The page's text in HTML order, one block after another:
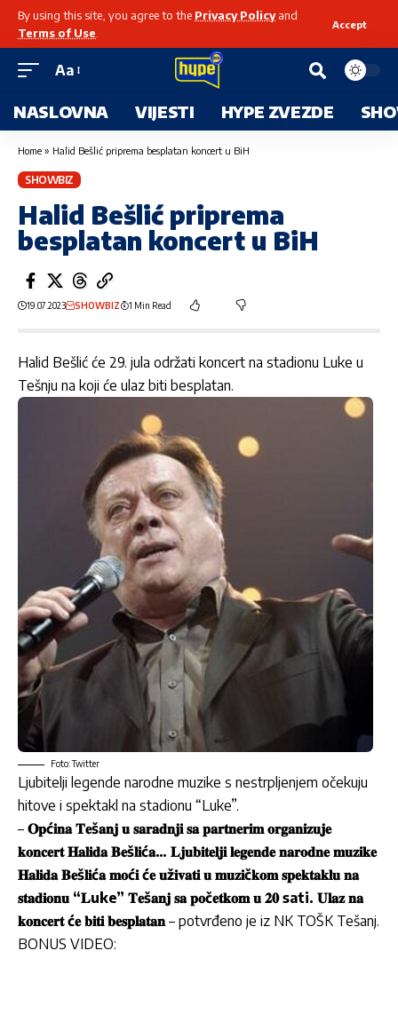
By using this site, you agree to the Privacy Policyand
Terms of Use
Accept
Aa
NASLOVNA VIJESTI HYPE ZVEZDE
Home » Halid Bešlić priprema besplatan koncert u BiH
SHOWBIZ
Halid Bešlić priprema
besplatan koncert u BiH
19.07.2023 SHOWBIZ 1 Min Read
Halid Bešlić će 29. jula održati koncert na stadionu Luke u
Tešnju na koji će ulaz biti besplatan.
Foto: Twitter
Ljubitelji legende narodne muzike s nestrpljenjem očekuju
hitove i spektakl na stadionu “Luke”.
– 𝐎𝐩ć𝐢𝐧𝐚 𝐓𝐞š𝐚𝐧𝐣 𝐮 𝐬𝐚𝐫𝐚𝐝𝐧𝐣𝐢 𝐬𝐚 𝐩𝐚𝐫𝐭𝐧𝐞𝐫𝐢𝐦 𝐨𝐫𝐠𝐚𝐧𝐢𝐳𝐮𝐣𝐞
𝐤𝐨𝐧𝐜𝐞𝐫𝐭 𝐇𝐚𝐥𝐢𝐝𝐚 𝐁𝐞š𝐥𝐢ć𝐚… 𝐋𝐣𝐮𝐛𝐢𝐭𝐞𝐥𝐣𝐢 𝐥𝐞𝐠𝐞𝐧𝐝𝐞 𝐧𝐚𝐫𝐨𝐝𝐧𝐞 𝐦𝐮𝐳𝐢𝐤𝐞
𝐇𝐚𝐥𝐢𝐝𝐚 𝐁𝐞š𝐥𝐢ć𝐚 𝐦𝐨ć𝐢 ć𝐞 𝐮ž𝐢𝐯𝐚𝐭𝐢 𝐮 𝐦𝐮𝐳𝐢č𝐤𝐨𝐦 𝐬𝐩𝐞𝐤𝐭𝐚𝐤𝐥𝐮 𝐧𝐚
𝐬𝐭𝐚𝐝𝐢𝐨𝐧𝐮 “𝐋uke” 𝐓𝐞š𝐚𝐧𝐣 𝐬𝐚 𝐩𝐨č𝐞𝐭𝐤𝐨𝐦 𝐮 𝟐𝟎 sati. 𝐔𝐥𝐚𝐳 𝐧𝐚
𝐤𝐨𝐧𝐜𝐞𝐫𝐭 ć𝐞 𝐛𝐢𝐭𝐢 𝐛𝐞𝐬𝐩𝐥𝐚𝐭𝐚𝐧– potvrđeno je iz NK TOŠK Tešanj.
BONUS VIDEO: